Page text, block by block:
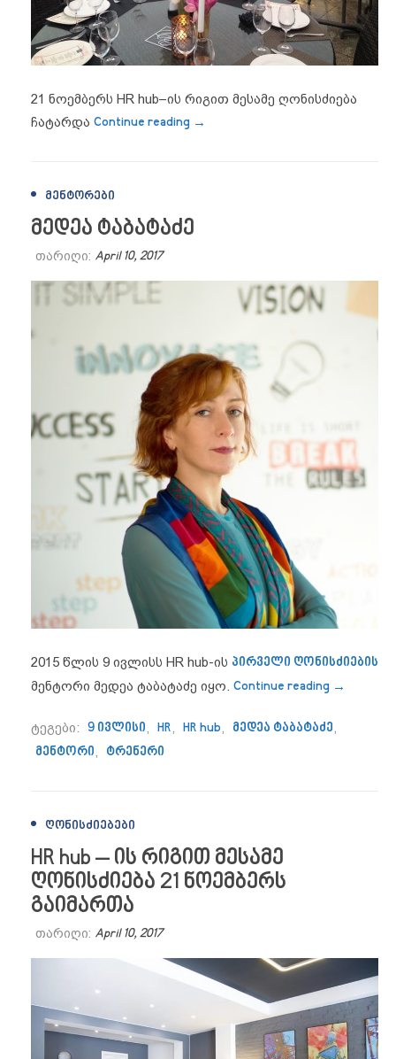
21 ნოემბერს HR hub–ის რიგით მესამე ღონისძიება
ჩატარდა Continue reading “21 ნოემბრს HR hub – ის
→
ᲛᲔᲜᲢᲝᲠᲔᲑᲘ
მედეა ტაბატაძე
თარიღი: April 10, 2017
2015 წლის 9 ივლისს HR hub-ის პირველი ღონისძიების
მენტორი მედეა ტაბატაძე იყო. Continue reading “მედეა
→
ტეგები: 9 ივლისი, HR, HR hub, მედეა ტაბატაძე,
მენტორი, ტრენერი
ᲦᲝᲜᲘᲡᲫᲘᲔᲑᲔᲑᲘ
HR hub – ის რიგით მესამე
ღონისძიება 21 ნოემბერს
გაიმართა
თარიღი: April 10, 2017